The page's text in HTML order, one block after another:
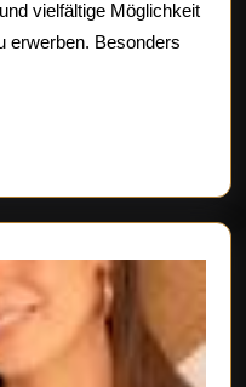
Entdecken
vielfältige Möglichkeit
erwerben. Besonders